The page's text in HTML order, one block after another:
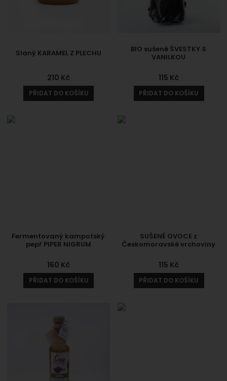
Slaný KARAMEL Z PLECHU
210 Kč
PŘIDAT DO KOŠÍKU
BIO sušené ŠVESTKY S
VANILKOU
115 Kč
PŘIDAT DO KOŠÍKU
Fermentovaný kampotský
pepř PIPER NIGRUM
160 Kč
PŘIDAT DO KOŠÍKU
SUŠENÉ OVOCE z
Českomoravské vrchoviny
115 Kč
PŘIDAT DO KOŠÍKU